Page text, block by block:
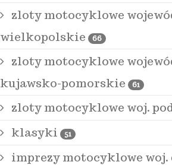
zloty motocyklowe
wielkopolskie
66
zloty motocyklowe
kujawsko-pomorskie
61
zloty motocyklowe woj.
klasyki 51
imprezy motocyklowe